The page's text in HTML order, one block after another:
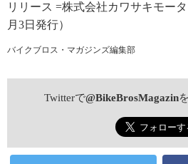
リリース =株式会社カワサキモー
月3日発行）
バイクブロス・マガジンズ編集部
Twitterで@BikeBrosMagazin